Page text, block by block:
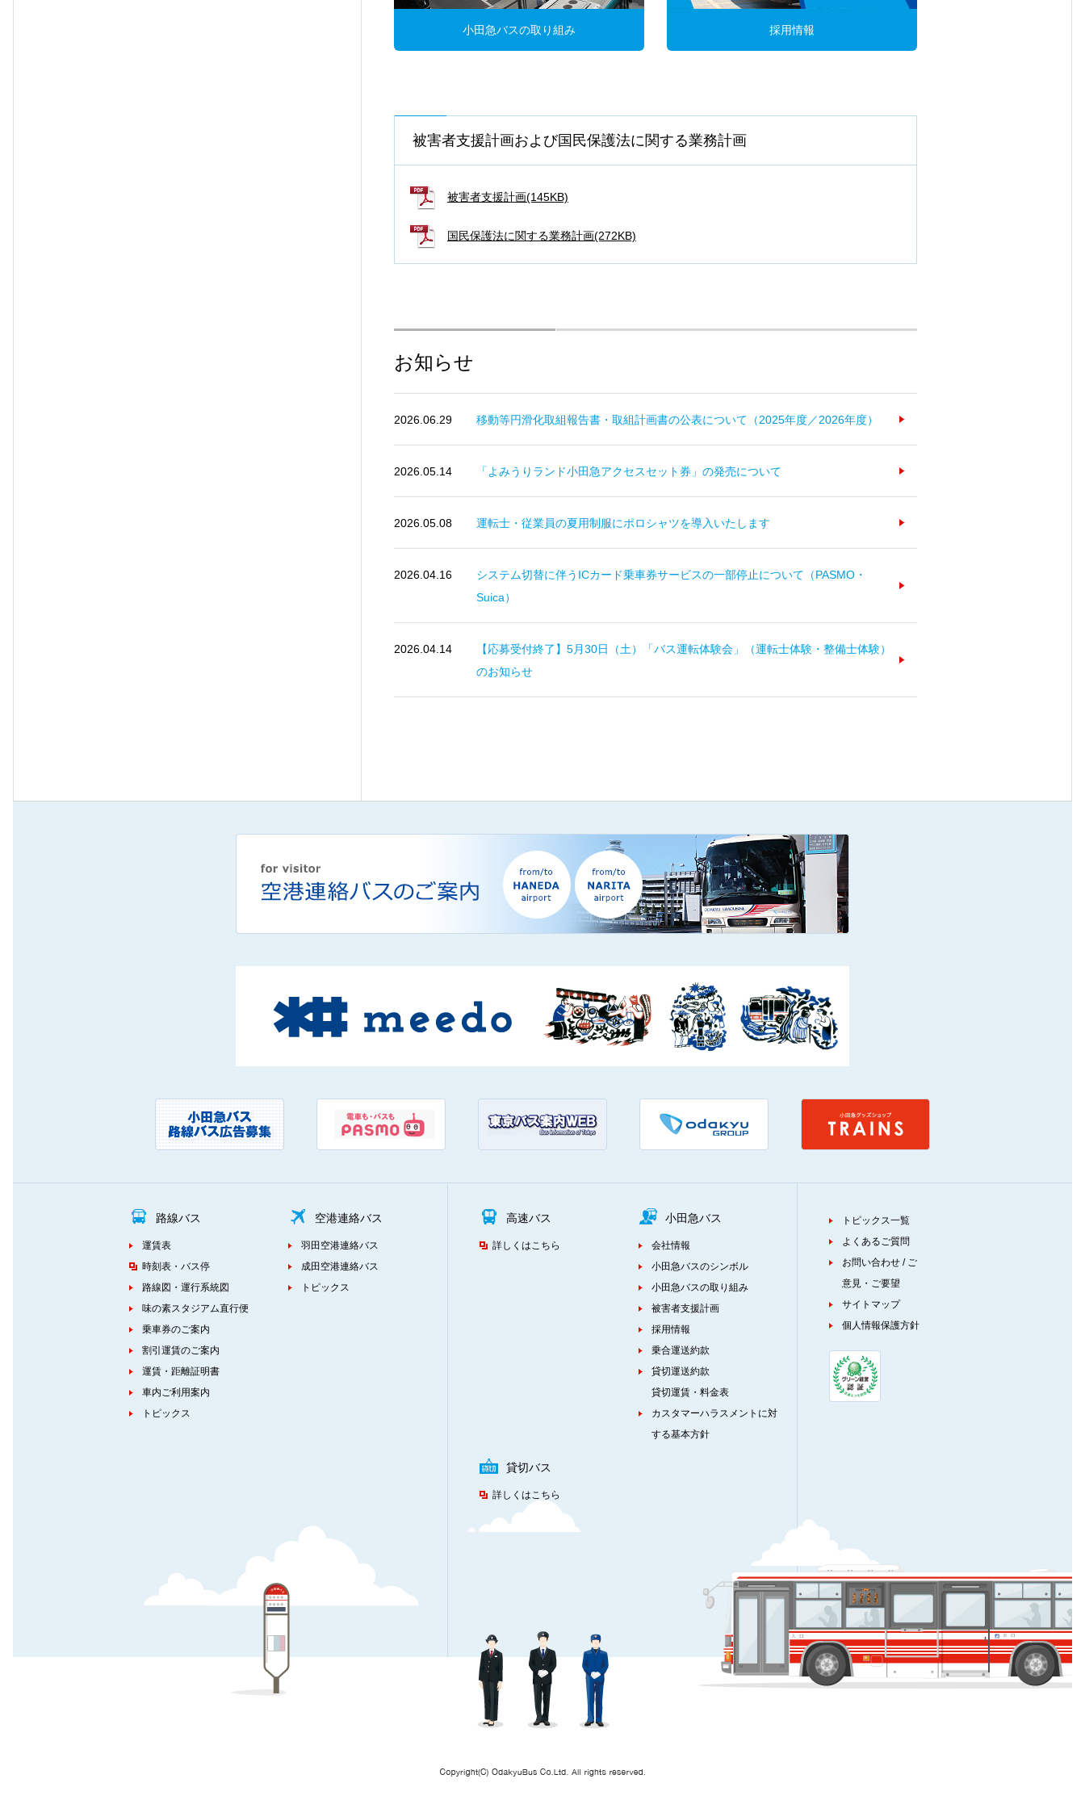
小田急バスの取り組み 採用情報
被害者支援計画および国民保護法に関する業務計画
被害者支援計画(145KB)
国民保護法に関する業務計画(272KB)
お知らせ
2026.06.29 移動等円滑化取組報告書・取組計画書の公表について（2025年度／2026年度）
2026.05.14 「よみうりランド小田急アクセスセット券」の発売について
2026.05.08 運転士・従業員の夏用制服にポロシャツを導入いたします
2026.04.16
システム切替に伴うICカード乗車券サービスの一部停止について（PASMO・
Suica）
2026.04.14
【応募受付終了】5月30日（土）「バス運転体験会」（運転士体験・整備士体験）
のお知らせ
路線バス
運賃表
時刻表・バス停
路線図・運行系統図
味の素スタジアム直行便
乗車券のご案内
割引運賃のご案内
運賃・距離証明書
車内ご利用案内
トピックス
空港連絡バス
羽田空港連絡バス
成田空港連絡バス
トピックス
高速バス
詳しくはこちら
小田急バス
会社情報
小田急バスのシンボル
小田急バスの取り組み
被害者支援計画
採用情報
乗合運送約款
貸切運送約款
貸切運賃・料金表
カスタマーハラスメントに対
する基本方針
貸切バス
詳しくはこちら
トピックス一覧
よくあるご質問
お問い合わせ / ご
意見・ご要望
サイトマップ
個人情報保護方針